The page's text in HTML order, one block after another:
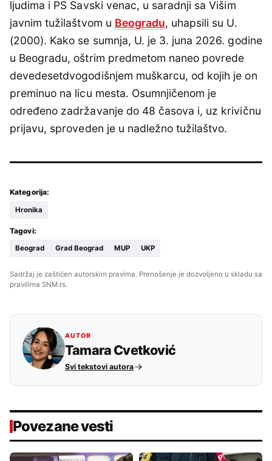
ljudima i PS Savski venac, u saradnji sa Višim
javnim tužilaštvom u Beogradu, uhapsili su U.
(2000). Kako se sumnja, U. je 3. juna 2026. godine
u Beogradu, oštrim predmetom naneo povrede
devedesetdvogodišnjem muškarcu, od kojih je on
preminuo na licu mesta. Osumnjičenom je
određeno zadržavanje do 48 časova i, uz krivičnu
prijavu, sproveden je u nadležno tužilaštvo.
Kategorija:
Hronika
Tagovi:
Beograd Grad Beograd MUP UKP
Sadržaj je zaštićen autorskim pravima. Prenošenje je dozvoljeno u skladu sa
pravilima SNM.rs.
AUTOR
Tamara Cvetković
Svi tekstovi autora
Povezane vesti